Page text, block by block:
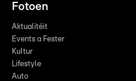
Fotoen
Aktualitéit
Events a Fester
Kultur
Lifestyle
Auto